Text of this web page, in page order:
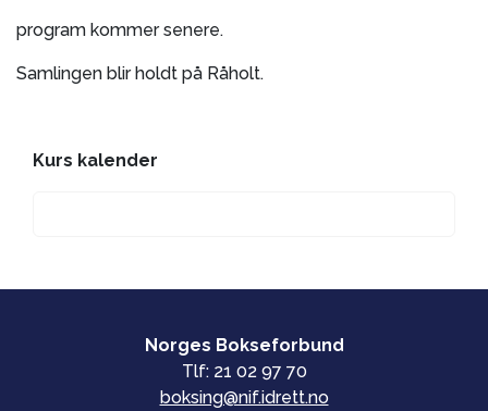
program kommer senere.
Samlingen blir holdt på Råholt.
Kurs kalender
Norges Bokseforbund
Tlf: 21 02 97 70
boksing@nif.idrett.no